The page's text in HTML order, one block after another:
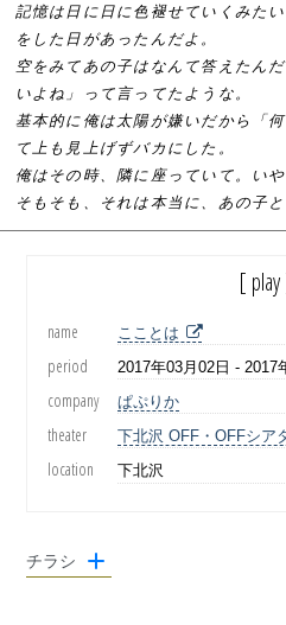
記憶は日に日に色褪せていくみた
をした日があったんだよ。
空をみてあの子はなんて答えたん
いよね」って言ってたような。
基本的に俺は太陽が嫌いだから「
て上も見上げずバカにした。
俺はその時、隣に座っていて。い
そもそも、それは本当に、あの子
[
name こことは
period 2017年03月02日 - 2017
company ぱぷりか
theater 下北沢 OFF・OFFシア
location 下北沢
チラシ